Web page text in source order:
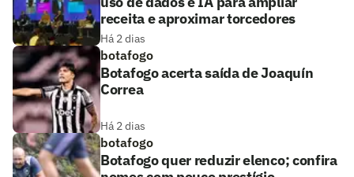
receita e aproximar torcedores
Há 2 dias
botafogo
Botafogo acerta saída de Joaquín
Correa
Há 2 dias
botafogo
Botafogo quer reduzir elenco; confira